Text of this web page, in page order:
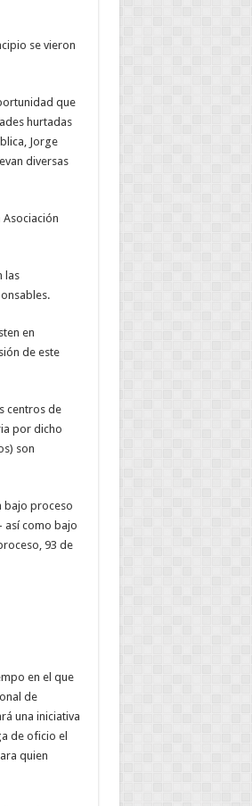
se vieron
que
hurtadas
Jorge
diversas
las
en
de este
centros de
por dicho
son
bajo proceso
así como bajo
93 de
en el que
de
una iniciativa
de oficio el
quien